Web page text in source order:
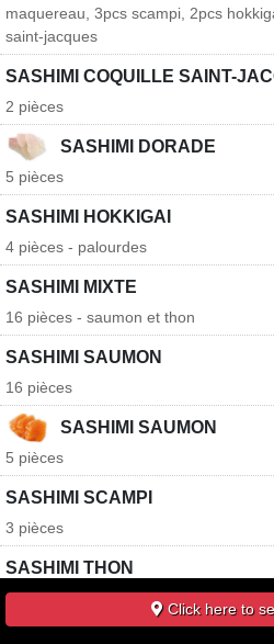
maquereau, 3pcs scampi, 2pcs
saint-jacques
SASHIMI COQUILLE SAINT-
2 pièces
SASHIMI DORADE
5 pièces
SASHIMI HOKKIGAI
4 pièces - palourdes
SASHIMI MIXTE
16 pièces - saumon et thon
SASHIMI SAUMON
16 pièces
SASHIMI SAUMON
5 pièces
SASHIMI SCAMPI
3 pièces
SASHIMI THON
16 pièces
Click here to